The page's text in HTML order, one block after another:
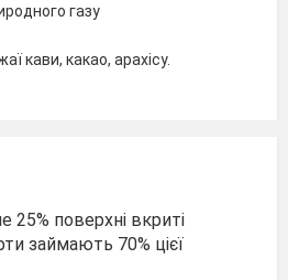
газу
кави, какао, арахісу.
25% поверхні вкриті
займають 70% цієї